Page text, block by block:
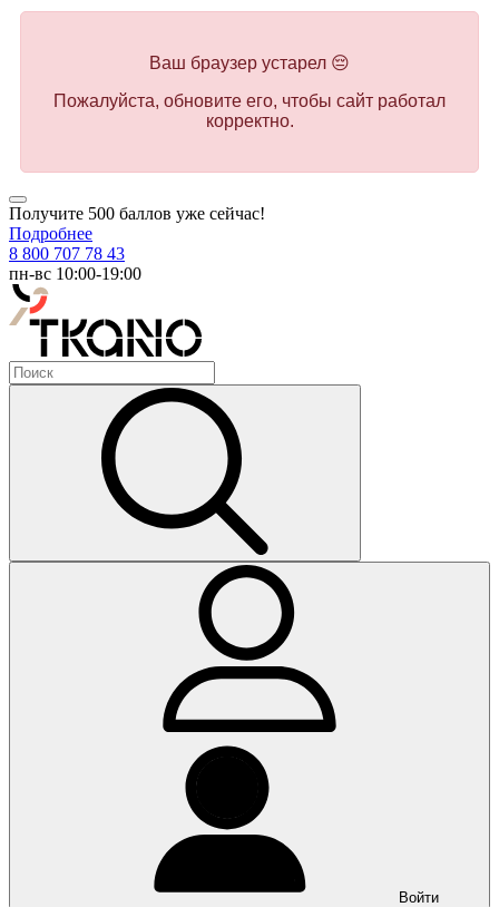
Ваш браузер устарел 😔
Пожалуйста, обновите его, чтобы сайт работал
корректно.
Получите 500 баллов уже сейчас!
Подробнее
8 800 707 78 43
пн-вс 10:00-19:00
Войти